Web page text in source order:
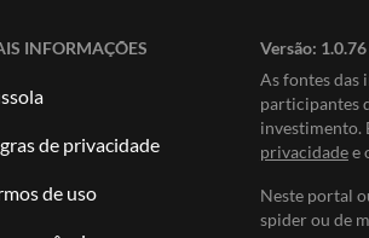
INFORMAÇÕES
de privacidade
de uso
Versão: 1.0.76
As fontes das
participantes
investimento.
privacidadee
Neste portal
spider ou de